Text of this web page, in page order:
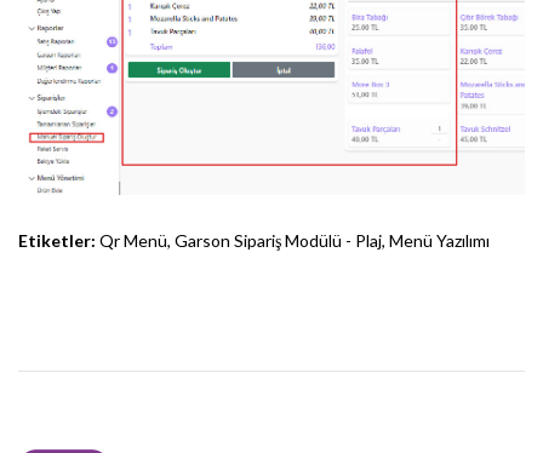
Etiketler: Qr Menü, Garson Sipariş Modülü - Plaj, Menü Yazılımı